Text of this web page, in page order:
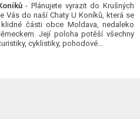
- Plánujete vyrazit do Krušných
Vás do naší Chaty U Koníků, která se
části obce Moldava, nedaleko
Její poloha potěší všechny
cyklistiky, pohodové...